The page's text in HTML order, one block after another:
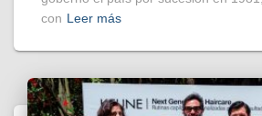
con Leer más